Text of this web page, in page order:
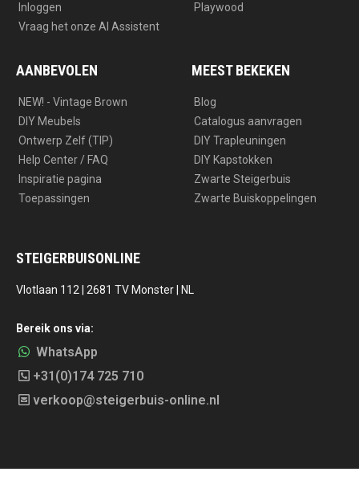
Inloggen
Vraag het onze AI Assistent
Playwood
AANBEVOLEN
NEW! - Vintage Brown
DIY Meubels
Ontwerp Zelf (TIP)
Help Center / FAQ
Inspiratie pagina
Toepassingen
MEEST BEKEKEN
Blog
Catalogus aanvragen
DIY Trapleuningen
DIY Kapstokken
Zwarte Steigerbuis
Zwarte Buiskoppelingen
STEIGERBUISONLINE
Vlotlaan 112 | 2681 TV Monster | NL
Bereik ons via:
WhatsApp
+31(0)174 725 710
verkoop@steigerbuis-online.nl